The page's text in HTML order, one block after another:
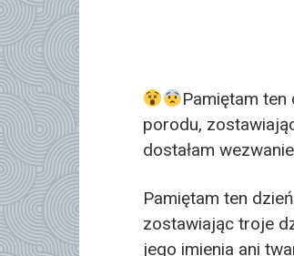
Pamiętam ten
porodu,
dostałam
Pamiętam ten
zostawiając troje
jego imienia ani